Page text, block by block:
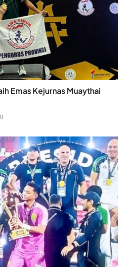
Emas Kejurnas Muaythai
0